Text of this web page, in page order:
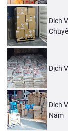
Dịch
Dịch
Dịch
Nam